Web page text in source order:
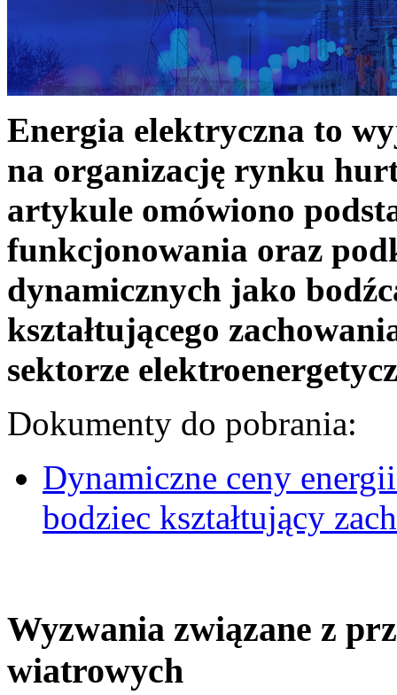
Energia elektryczna to
na organizację rynku
artykule omówiono
funkcjonowania oraz
dynamicznych jako
kształtującego
sektorze
Dokumenty do pobrania:
Dynamiczne ceny
bodziec kształtujący
Wyzwania związane z
wiatrowych